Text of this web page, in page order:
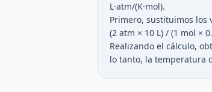
L·atm/(K·mol).
Primero, sustituimos los
(2 atm × 10 L) / (1 mol ×
Realizando el cálculo,
lo tanto, la temperatura